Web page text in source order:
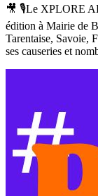
🎥 🎙️Le XPLORE
édition à Mairie de
Tarentaise, Savoie,
ses causeries et